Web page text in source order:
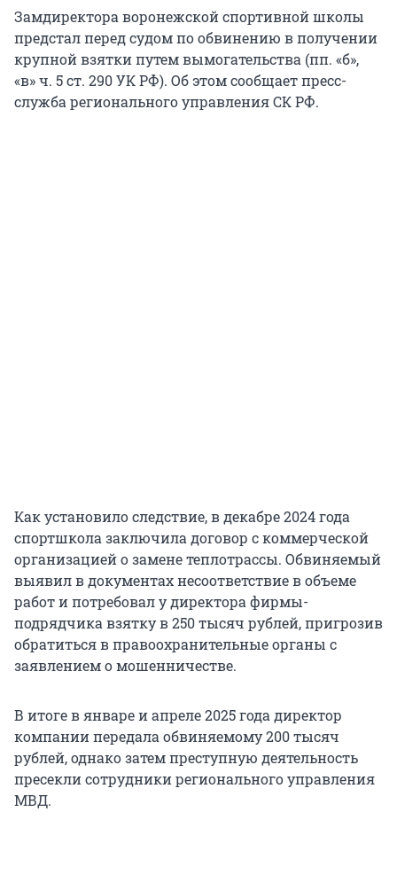
Замдиректора воронежской спортивной школы
предстал перед судом по обвинению в получении
крупной взятки путем вымогательства (пп. «б»,
«в» ч. 5 ст. 290 УК РФ). Об этом сообщает пресс-
служба регионального управления СК РФ.
Как установило следствие, в декабре 2024 года
спортшкола заключила договор с коммерческой
организацией о замене теплотрассы. Обвиняемый
выявил в документах несоответствие в объеме
работ и потребовал у директора фирмы-
подрядчика взятку в 250 тысяч рублей, пригрозив
обратиться в правоохранительные органы с
заявлением о мошенничестве.
В итоге в январе и апреле 2025 года директор
компании передала обвиняемому 200 тысяч
рублей, однако затем преступную деятельность
пресекли сотрудники регионального управления
МВД.